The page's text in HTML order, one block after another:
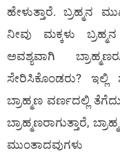
ಹೇಳುತ್ತಾರೆ. ಬ್ರಹ್ಮನ
ನೀವು ಮಕ್ಕಳು
ಅವಶ್ಯವಾಗಿ
ಸೇರಿಸಿಕೊಂಡರು?
ಬ್ರಾಹ್ಮಣ ವರ್ಣದಲ್ಲಿ
ಬ್ರಾಹ್ಮಣರಾಗುತ್ತಾರೆ,